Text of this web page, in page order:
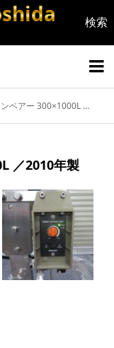


ー 300×1000L ／2010年製
／2010年製